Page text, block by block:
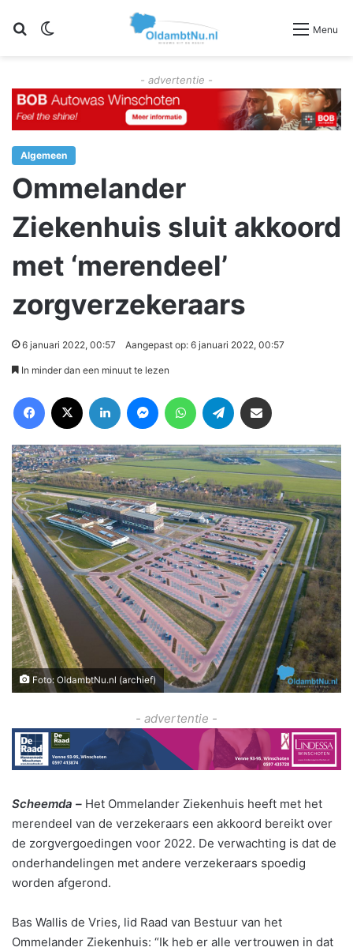
Zoeken Menu
- advertentie -
Algemeen
Ommelander
Ziekenhuis sluit akkoord
met ‘merendeel’
zorgverzekeraars
6 januari 2022, 00:57 Aangepast op: 6 januari 2022, 00:57
In minder dan een minuut te lezen
Foto: OldambtNu.nl (archief)
- advertentie -
Scheemda – Het Ommelander Ziekenhuis heeft met het
merendeel van de verzekeraars een akkoord bereikt over
de zorgvergoedingen voor 2022. De verwachting is dat de
onderhandelingen met andere verzekeraars spoedig
worden afgerond.
Bas Wallis de Vries, lid Raad van Bestuur van het
Ommelander Ziekenhuis: “Ik heb er alle vertrouwen in dat